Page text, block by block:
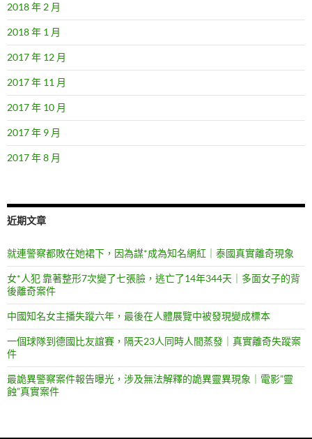
2018 年 2 月
2018 年 1 月
2017 年 12 月
2017 年 11 月
2017 年 10 月
2017 年 9 月
2017 年 8 月
近期文章
就連警察都敗在她裙下，因為謀*成為知名網紅｜泰國真實離奇現象
女*人犯 靠著整形7次變了七張臉，逃亡了14年344天｜多面女子的背
後離奇案件
中國知名女主播失蹤六年，最後在人體展覽中被發現變成標本
一個球隊到德國比友誼賽，隔天23人同時人間蒸發｜真實離奇失蹤案
件
最詭異警察案件報告曝光，涉及無法解釋的詭異靈異現象｜電影”靈
蝕”真實案件